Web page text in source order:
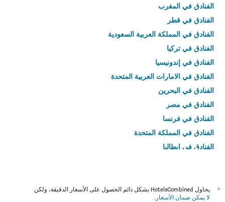
الفنادق في المغرب
الفنادق في قطر
الفنادق في المملكة العربية السعودية
الفنادق في تركيا
الفنادق في إندونيسيا
الفنادق في الامارات العربية المتحدة
الفنادق في البحرين
الفنادق في مصر
الفنادق في فرنسا
الفنادق في المملكة المتحدة
الفنادق في إيطاليا
*
يحاول HotelsCombined بشكل دائم الحصول على الأسعار الدقيقة، ولكن
لا يمكن ضمان الأسعار .